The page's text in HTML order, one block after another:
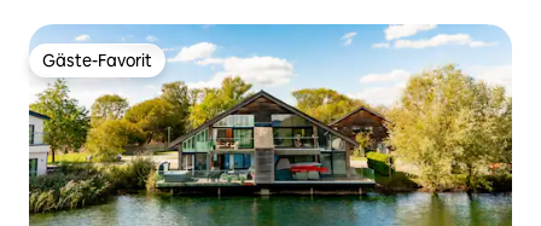
Gäste-Favorit
Gäste-Favorit